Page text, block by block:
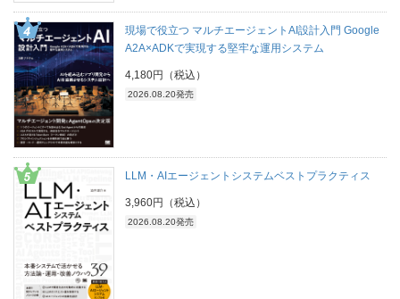
現場で役立つ マルチエージェントAI設計入門 Google
A2A×ADKで実現する堅牢な運用システム
4,180円（税込）
2026.08.20発売
LLM・AIエージェントシステムベストプラクティス
3,960円（税込）
2026.08.20発売